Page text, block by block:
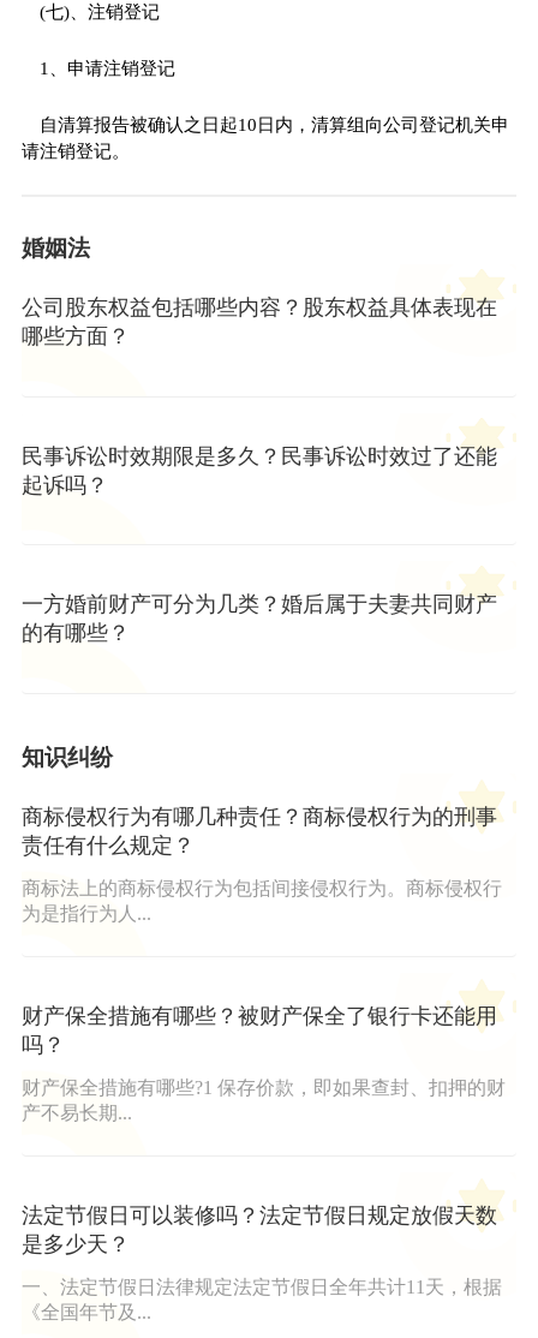
(七)、注销登记
1、申请注销登记
自清算报告被确认之日起10日内，清算组向公司登记机关申
请注销登记。
婚姻法
公司股东权益包括哪些内容？股东权益具体表现在
哪些方面？
民事诉讼时效期限是多久？民事诉讼时效过了还能
起诉吗？
一方婚前财产可分为几类？婚后属于夫妻共同财产
的有哪些？
知识纠纷
商标侵权行为有哪几种责任？商标侵权行为的刑事
责任有什么规定？
商标法上的商标侵权行为包括间接侵权行为。商标侵权行
为是指行为人...
财产保全措施有哪些？被财产保全了银行卡还能用
吗？
财产保全措施有哪些?1 保存价款，即如果查封、扣押的财
产不易长期...
法定节假日可以装修吗？法定节假日规定放假天数
是多少天？
一、法定节假日法律规定法定节假日全年共计11天，根据
《全国年节及...